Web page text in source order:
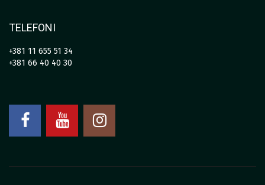
TELEFONI
+381 11 655 51 34
+381 66 40 40 30